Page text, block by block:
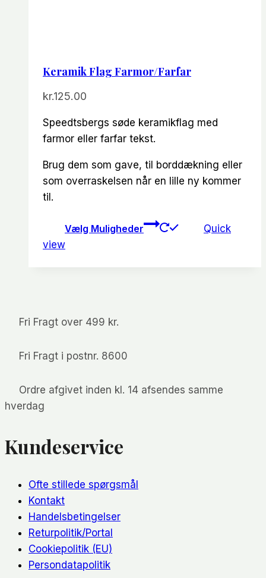
Keramik Flag Farmor/Farfar
kr.125.00
Speedtsbergs søde keramikflag med
farmor eller farfar tekst.
Brug dem som gave, til borddækning eller
som overraskelsen når en lille ny kommer
til.
Vælg Muligheder
Dette
Quick
view
Fri Fragt over 499 kr.
Fri Fragt i postnr. 8600
Ordre afgivet inden kl. 14 afsendes samme
hverdag
Kundeservice
Ofte stillede spørgsmål
Kontakt
Handelsbetingelser
Returpolitik/Portal
Cookiepolitik (EU)
Persondatapolitik